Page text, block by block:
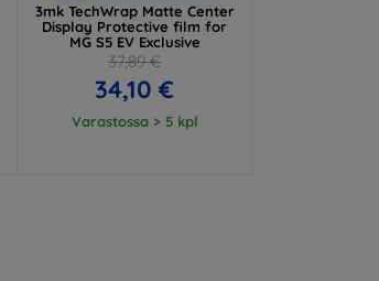
3mk TechWrap Matte Center
Display Protective film for
MG S5 EV Exclusive
37,89 €
34,10 €
Varastossa > 5 kpl